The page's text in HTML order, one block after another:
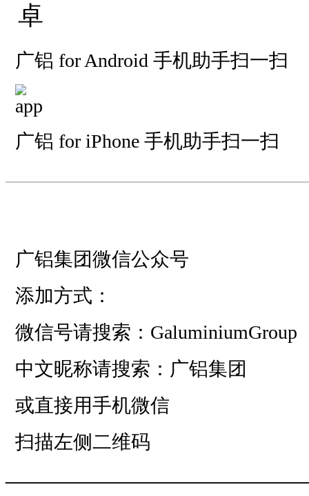
广铝 for Android 手机助手扫一扫
广铝 for iPhone 手机助手扫一扫
———————————
广铝集团微信公众号
添加方式：
微信号请搜索：GaluminiumGroup
中文昵称请搜索：广铝集团
或直接用手机微信
扫描左侧二维码
———————————